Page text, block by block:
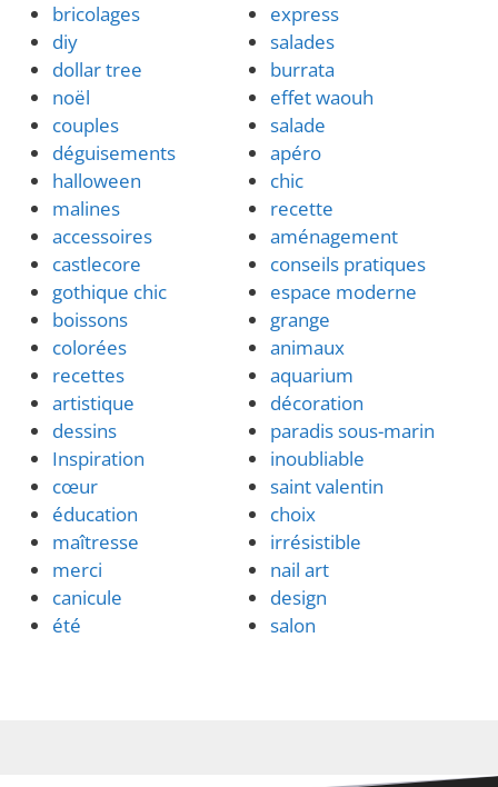
bricolages
diy
dollar tree
noël
couples
déguisements
halloween
malines
accessoires
castlecore
gothique chic
boissons
colorées
recettes
artistique
dessins
Inspiration
cœur
éducation
maîtresse
merci
canicule
été
express
salades
burrata
effet waouh
salade
apéro
chic
recette
aménagement
conseils pratiques
espace moderne
grange
animaux
aquarium
décoration
paradis sous-marin
inoubliable
saint valentin
choix
irrésistible
nail art
design
salon